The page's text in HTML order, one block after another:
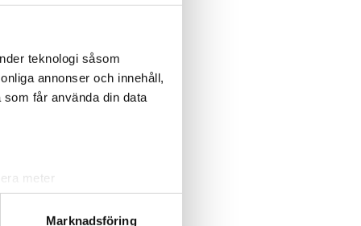
teknologi såsom
annonser och innehåll,
får använda din data
meter
. Du kan ändra
Marknadsföring